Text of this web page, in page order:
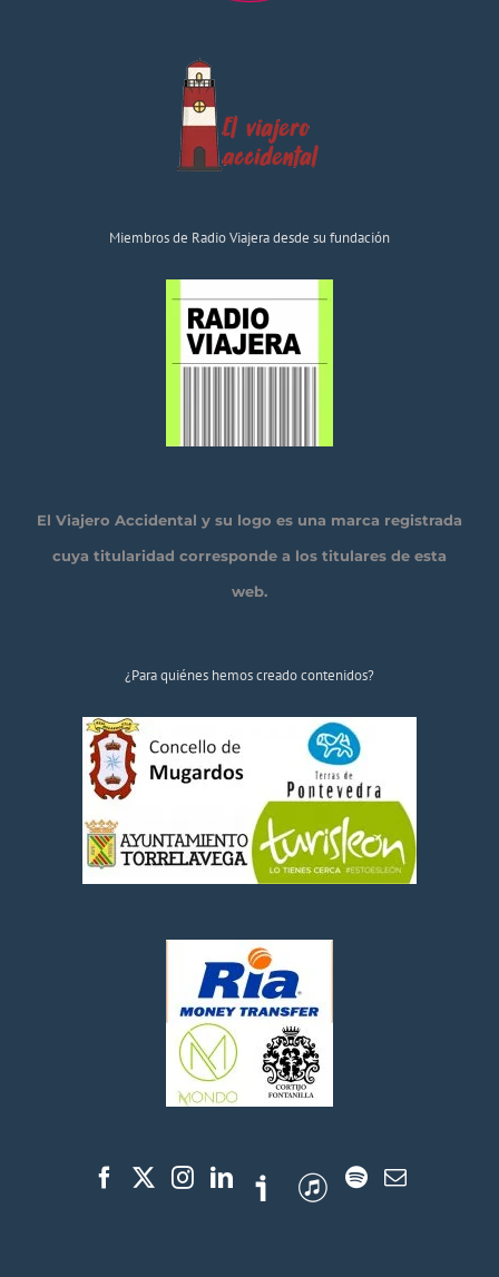
Miembros de Radio Viajera desde su fundación
El Viajero Accidental y su logo es una marca registrada
cuya titularidad corresponde a los titulares de esta
web.
¿Para quiénes hemos creado contenidos?